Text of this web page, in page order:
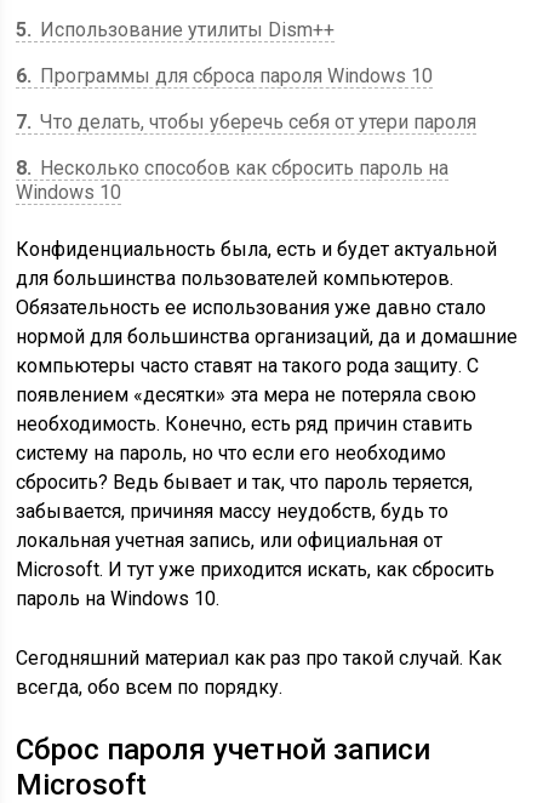
5
Использование утилиты Dism++
6
Программы для сброса пароля Windows 10
7 Что делать, чтобы уберечь себя от утери пароля
8
Несколько способов как сбросить пароль на
Windows 10
Конфиденциальность была, есть и будет актуальной
для большинства пользователей компьютеров.
Обязательность ее использования уже давно стало
нормой для большинства организаций, да и домашние
компьютеры часто ставят на такого рода защиту. С
появлением «десятки» эта мера не потеряла свою
необходимость. Конечно, есть ряд причин ставить
систему на пароль, но что если его необходимо
сбросить? Ведь бывает и так, что пароль теряется,
забывается, причиняя массу неудобств, будь то
локальная учетная запись, или официальная от
Microsoft. И тут уже приходится искать, как сбросить
пароль на Windows 10.
Сегодняшний материал как раз про такой случай. Как
всегда, обо всем по порядку.
Сброс пароля учетной записи
Microsoft